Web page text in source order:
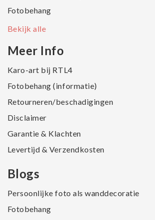
Fotobehang
Bekijk alle
Meer Info
Karo-art bij RTL4
Fotobehang (informatie)
Retourneren/beschadigingen
Disclaimer
Garantie & Klachten
Levertijd & Verzendkosten
Blogs
Persoonlijke foto als wanddecoratie
Fotobehang